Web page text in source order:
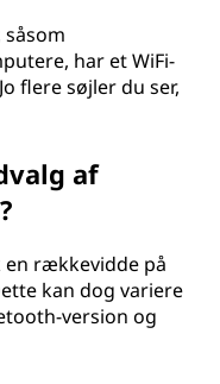
såsom
har et WiFi-
flere søjler du ser,
af
rækkevidde på
kan dog variere
version og